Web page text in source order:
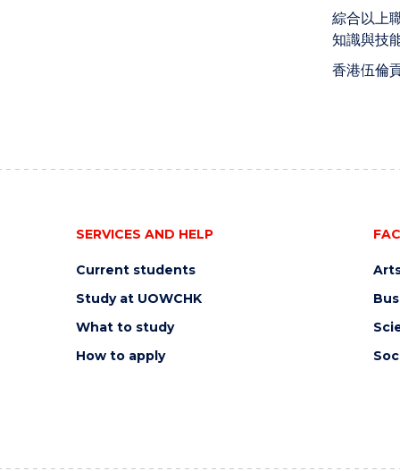
綜合以上
知識與技
香港伍倫
SERVICES AND HELP
Current students
Study at UOWCHK
What to study
How to apply